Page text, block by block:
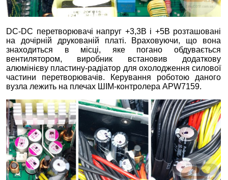
DC-DC перетворювачі напруг +3,3В і +5В розташовані
на дочірній друкованій платі. Враховуючи, що вона
знаходиться в місці, яке погано обдувається
вентилятором, виробник встановив додаткову
алюмінієву пластину-радіатор для охолодження силової
частини перетворювачів. Керування роботою даного
вузла лежить на плечах ШІМ-контролера APW7159.